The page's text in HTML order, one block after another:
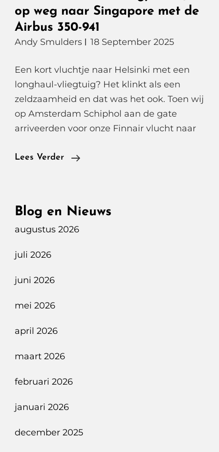
op weg naar Singapore met de
Airbus 350-941
Andy Smulders 18 September 2025
Een kort vluchtje naar Helsinki met een
longhaul-vliegtuig? Het klinkt als een
zeldzaamheid en dat was het ook. Toen wij
op Amsterdam Schiphol aan de gate
arriveerden voor onze Finnair vlucht naar
Lees Verder
Een
Op
Blog en Nieuws
augustus 2026
juli 2026
juni 2026
mei 2026
april 2026
maart 2026
februari 2026
januari 2026
december 2025